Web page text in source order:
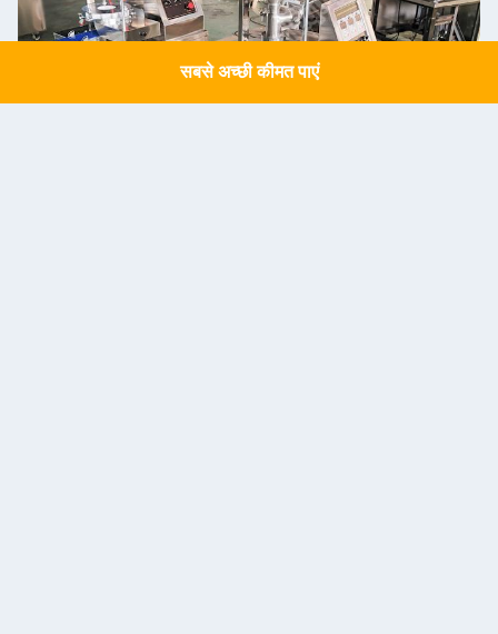
सबसे अच्छी कीमत पाएंGet a Quote